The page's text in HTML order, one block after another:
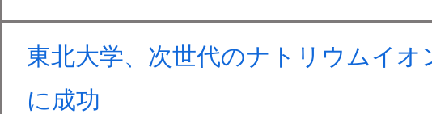
東北大学、次世代のナトリウムイ
に成功